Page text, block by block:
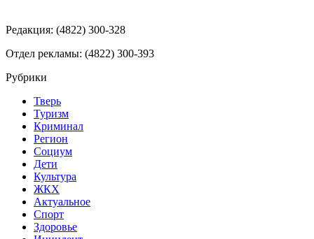
Редакция: (4822) 300-328
Отдел рекламы: (4822) 300-393
Рубрики
Тверь
Туризм
Криминал
Регион
Социум
Дети
Культура
ЖКХ
Актуальное
Спорт
Здоровье